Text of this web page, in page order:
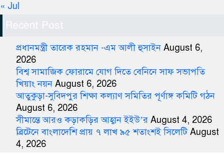
« Jul
Recent Post
প্রধানমন্ত্রী তারেক রহমান -এম আলী হুসাইন August 6,
2026
বিশ্ব সামাজিক ফোরামে যোগ দিতে বেনিনে সাফ সভাপতি
খিয়াং নয়ন August 6, 2026
আতুকুড়া-সুবিদপুর শিক্ষা কল্যাণ সমিতির পূর্ণাঙ্গ কমিটি গঠন
August 6, 2026
সীমান্তে আরও কড়াকড়ির আহ্বান ইইউ’র August 4, 2026
ব্রিটেনে বাংলাদেশি প্রায় ৭ লাখ ৯৫ শতাংশই সিলেটি August
4, 2026